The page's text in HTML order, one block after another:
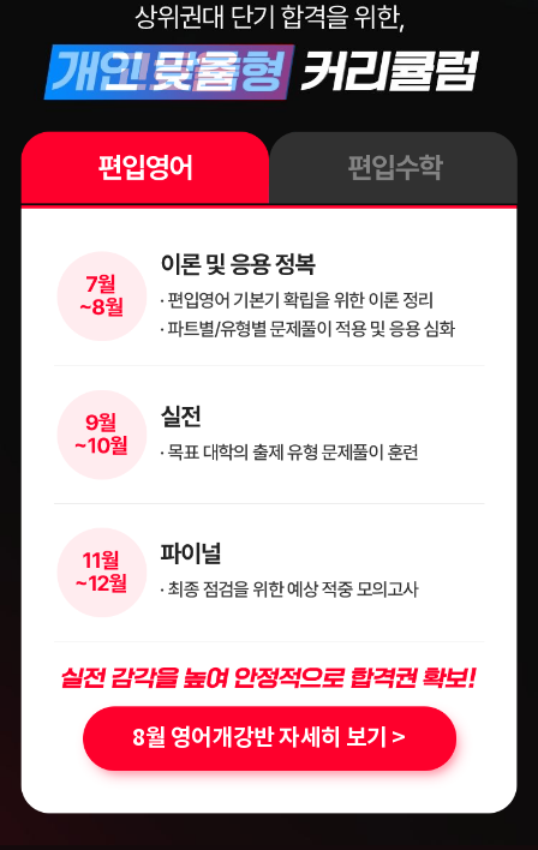
8월 영어개강반 자세히 보기 >